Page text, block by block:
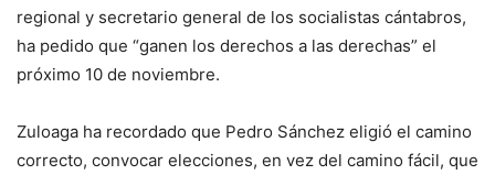
regional y secretario general de los socialistas cántabros,
ha pedido que “ganen los derechos a las derechas” el
próximo 10 de noviembre.
Zuloaga ha recordado que Pedro Sánchez eligió el camino
correcto, convocar elecciones, en vez del camino fácil, que